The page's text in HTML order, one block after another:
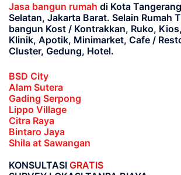
Jasa bangun rumah di Kota
Selatan, Jakarta Barat. Selain Rumah
bangun Kost / Kontrakkan, Ruko,
Klinik, Apotik, Minimarket, Cafe /
Cluster, Gedung, Hotel.
BSD City
Alam Sutera
Gading Serpong
Lippo Village
Citra Raya
Bintaro Jaya
Shila at Sawangan
KONSULTASI GRATIS